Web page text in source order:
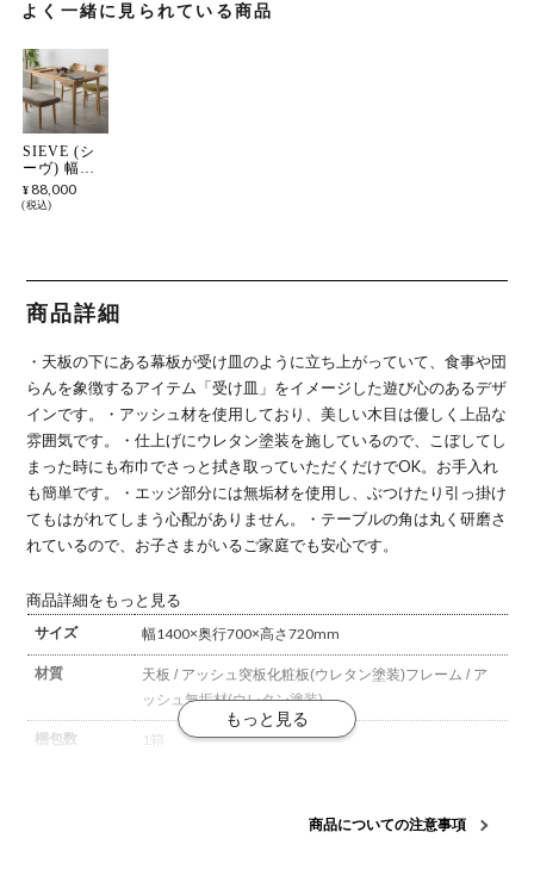
よく一緒に見られている商品
SIEVE (シ
ーヴ) 幅
160cm ダイ
ニングテー
ザイン アッ
シュ無垢材
アッシュ突
北欧
¥ 88,000
税込
商品詳細
・天板の下にある幕板が受け皿のように立ち上がっていて、食事や団
らんを象徴するアイテム「受け皿」をイメージした遊び心のあるデザ
インです。
・アッシュ材を使用しており、美しい木目は優しく上品な
雰囲気です。
・仕上げにウレタン塗装を施しているので、こぼしてし
まった時にも布巾でさっと拭き取っていただくだけでOK。お手入れ
も簡単です。
・エッジ部分には無垢材を使用し、ぶつけたり引っ掛け
てもはがれてしまう心配がありません。
・テーブルの角は丸く研磨さ
れているので、お子さまがいるご家庭でも安心です。
商品詳細をもっと見る
サイズ
幅1400×奥行700×高さ720mm
材質 天板 / アッシュ突板化粧板(ウレタン塗装)フレーム / ア
ッシュ無垢材(ウレタン塗装)
梱包数 1箱
商品についての注意事項